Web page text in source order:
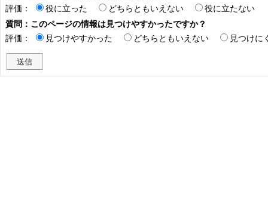
評価：
役に立った どちらともいえない
役に立たない
質問：このページの情報は見つけやすかったですか？
評価：
見つけやすかった どちらともいえない 見つけに